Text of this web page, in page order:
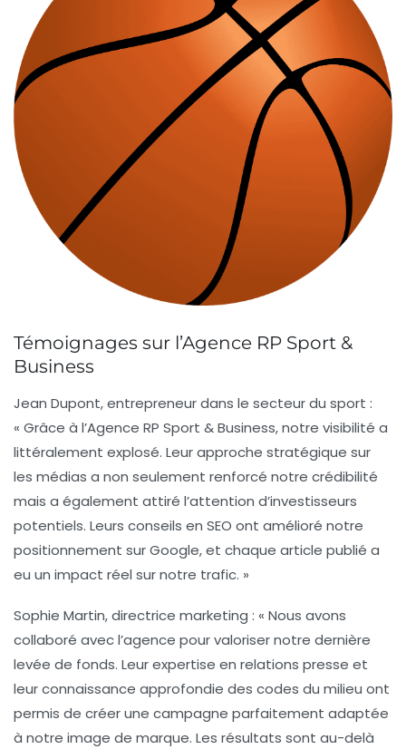
Témoignages sur l’Agence RP Sport &
Business
Jean Dupont, entrepreneur dans le secteur du sport :
« Grâce à l’Agence RP Sport & Business, notre visibilité a
littéralement explosé. Leur approche stratégique sur
les médias a non seulement renforcé notre crédibilité
mais a également attiré l’attention d’investisseurs
potentiels. Leurs conseils en SEO ont amélioré notre
positionnement sur Google, et chaque article publié a
eu un impact réel sur notre trafic. »
Sophie Martin, directrice marketing : « Nous avons
collaboré avec l’agence pour valoriser notre dernière
levée de fonds. Leur expertise en relations presse et
leur connaissance approfondie des codes du milieu ont
permis de créer une campagne parfaitement adaptée
à notre image de marque. Les résultats sont au-delà